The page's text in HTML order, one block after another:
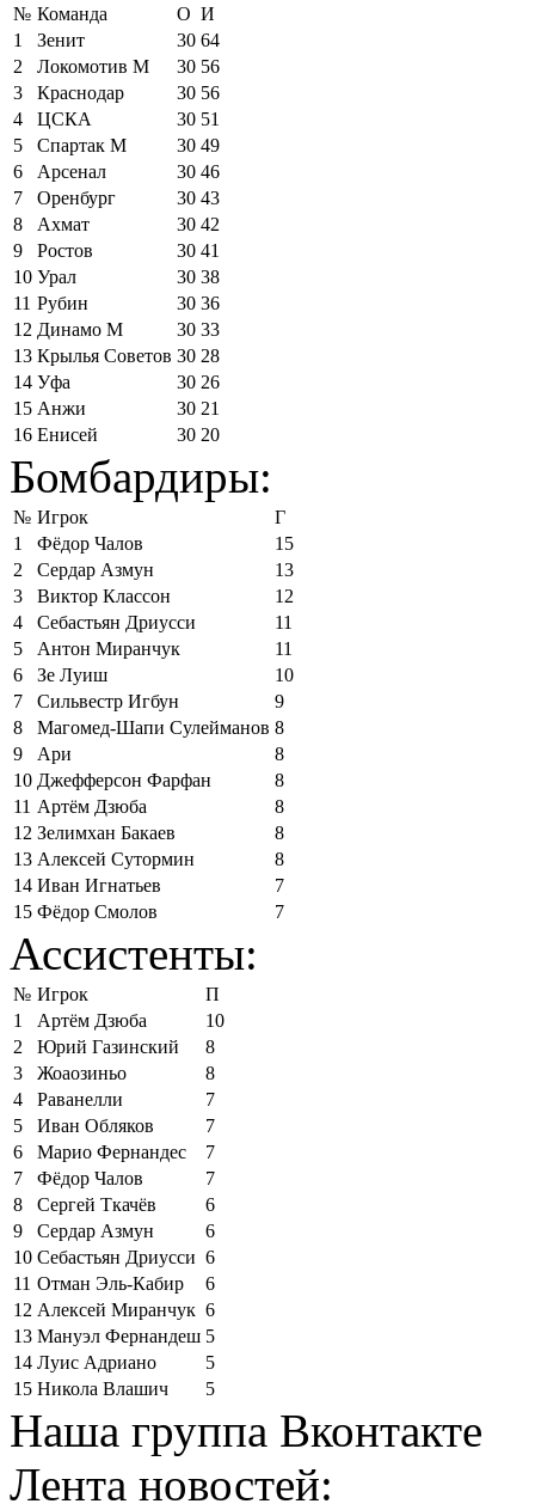
№ Команда О И
1
Зенит 30 64
2
Локомотив М 30 56
3
Краснодар 30 56
4
ЦСКА 30 51
5
Спартак М 30 49
6
Арсенал 30 46
7
Оренбург 30 43
8
Ахмат 30 42
9
Ростов 30 41
10 Урал 30 38
11 Рубин 30 36
12 Динамо М 30 33
13 Крылья Советов 30 28
14 Уфа 30 26
15 Анжи 30 21
16 Енисей 30 20
Бомбардиры:
№ Игрок
Г
1
Фёдор Чалов
15
2
Сердар Азмун
13
3
Виктор Классон
12
4
Себастьян Дриусси
11
5
Антон Миранчук
11
6
Зе Луиш
10
7
Сильвестр Игбун
9
8
Магомед-Шапи Сулейманов 8
9
Ари
8
10 Джефферсон Фарфан
8
11 Артём Дзюба
8
12 Зелимхан Бакаев
8
13 Алексей Сутормин
8
14 Иван Игнатьев
7
15 Фёдор Смолов 7
Ассистенты:
№ Игрок
П
1
Артём Дзюба
10
2
Юрий Газинский
8
3
Жоаозиньо
8
4
Раванелли
7
5
Иван Обляков
7
6
Марио Фернандес
7
7
Фёдор Чалов
7
8
Сергей Ткачёв
6
9
Сердар Азмун
6
10 Себастьян Дриусси 6
11 Отман Эль-Кабир
6
12 Алексей Миранчук 6
13 Мануэл Фернандеш 5
14 Луис Адриано
5
15 Никола Влашич 5
Наша группа Вконтакте
Лента новостей: